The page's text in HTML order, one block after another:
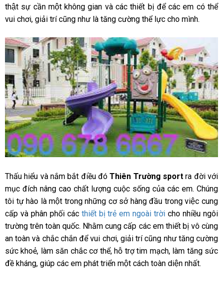
thật sự cần một không gian và các thiết bị để các em có thể
vui chơi, giải trí cũng như là tăng cường thể lực cho mình.
Thấu hiểu và nắm bắt điều đóThiên Trường sport ra đời với
mục đích nâng cao chất lượng cuộc sống của các em. Chúng
tôi tự hào là một trong những cơ sở hàng đầu trong việc cung
cấp và phân phối các thiết bị trẻ em ngoài trời cho nhiều ngôi
trường trên toàn quốc. Nhằm cung cấp các em thiết bị vô cùng
an toàn và chắc chắn để vui chơi, giải trí cũng như tăng cường
sức khoẻ, làm săn chắc cơ thể, hỗ trợ tim mạch, làm tăng sức
đề kháng, giúp các em phát triển một cách toàn diện nhất.